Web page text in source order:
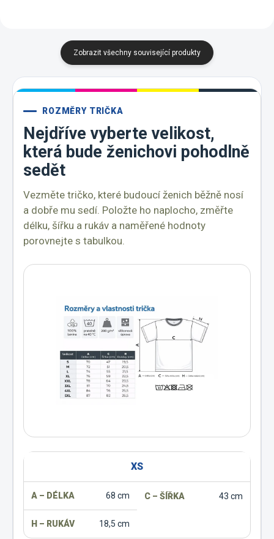
Zobrazit všechny související produkty
ROZMĚRY TRIČKA
Nejdříve vyberte velikost,
která bude ženichovi pohodlně
sedět
Vezměte tričko, které budoucí ženich běžně nosí
a dobře mu sedí. Položte ho naplocho, změřte
délku, šířku a rukáv a naměřené hodnoty
porovnejte s tabulkou.
XS
68 cm 43 cm
18,5 cm